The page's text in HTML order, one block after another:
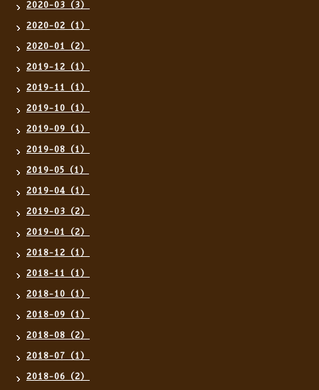
2020-03（3）
2020-02（1）
2020-01（2）
2019-12（1）
2019-11（1）
2019-10（1）
2019-09（1）
2019-08（1）
2019-05（1）
2019-04（1）
2019-03（2）
2019-01（2）
2018-12（1）
2018-11（1）
2018-10（1）
2018-09（1）
2018-08（2）
2018-07（1）
2018-06（2）